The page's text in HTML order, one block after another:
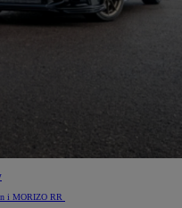
i MORIZO RR